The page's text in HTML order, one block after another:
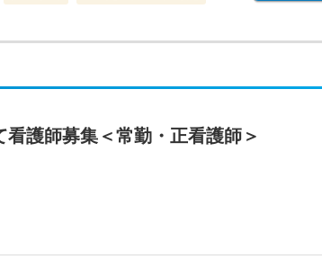
護師募集＜常勤・正看護師＞